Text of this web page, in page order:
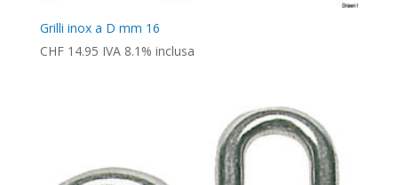
Grilli inox a D mm 16
CHF14.95 IVA 8.1% inclusa